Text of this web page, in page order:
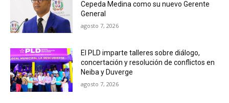
Cepeda Medina como su nuevo Gerente
General
agosto 7, 2026
El PLD imparte talleres sobre diálogo,
concertación y resolución de conflictos en
Neiba y Duverge
agosto 7, 2026